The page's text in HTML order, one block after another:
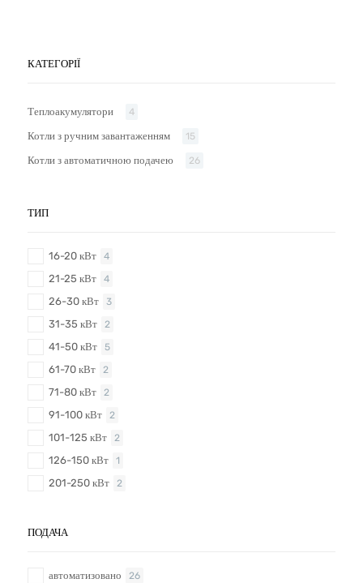
КАТЕГОРІЇ
Теплоакумулятори 4
Котли з ручним завантаженням 15
Котли з автоматичною подачею 26
ТИП
16-20 кВт 4
21-25 кВт 4
26-30 кВт 3
31-35 кВт 2
41-50 кВт 5
61-70 кВт 2
71-80 кВт 2
91-100 кВт 2
101-125 кВт 2
126-150 кВт 1
201-250 кВт 2
ПОДАЧА
автоматизовано 26